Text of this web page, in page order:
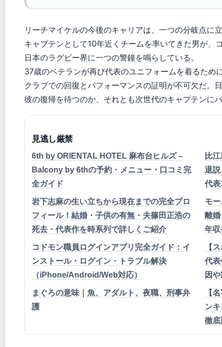
リーチマイケルの今後のキャリアは、一つの分岐点に
キャプテンとして10年近くチームを率いてきた男が、
日本のラグビー界に一つの警鐘を鳴らしている。
37歳のベテランが再び代表のユニフォームを着るため
クラブでの回復とパフォーマンスの証明が不可欠だ。
彼の復帰を待つのか、それとも次世代のキャプテンに
見逃し厳禁
6th by ORIENTAL HOTEL 麻布台ヒルズ –
Balcony by 6thの予約・メニュー・口コミ完
全ガイド
比
退
代
岩下志麻の生い立ちから現在までの完全プロ
フィール！結婚・子供の有無・夫篠田正浩の
死去・代表作を時系列で詳しくご紹介
モ
離
年
コドモン職員ログインアプリ完全ガイド：イ
ンストール・ログイン・トラブル解決
（iPhone/Android/Web対応）
【
代
因
まぐろの意味｜魚、アダルト、夜職、刑事弁
護
【
ン
徹